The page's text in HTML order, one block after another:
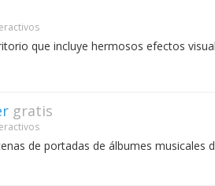
que incluye hermosos efectos
gratis
de portadas de álbumes musicales